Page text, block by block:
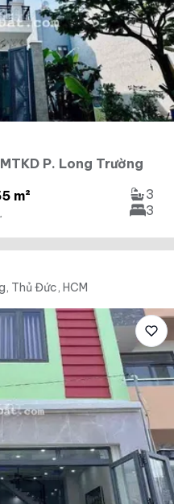
P. Long Trường
m²
3
3
Thủ Đức, HCM